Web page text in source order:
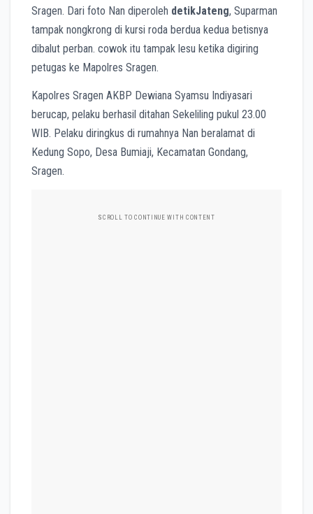
Sragen. Dari foto Nan diperoleh detikJateng, Suparman
tampak nongkrong di kursi roda berdua kedua betisnya
dibalut perban. cowok itu tampak lesu ketika digiring
petugas ke Mapolres Sragen.
Kapolres Sragen AKBP Dewiana Syamsu Indiyasari
berucap, pelaku berhasil ditahan Sekeliling pukul 23.00
WIB. Pelaku diringkus di rumahnya Nan beralamat di
Kedung Sopo, Desa Bumiaji, Kecamatan Gondang,
Sragen.
SCROLL TO CONTINUE WITH CONTENT